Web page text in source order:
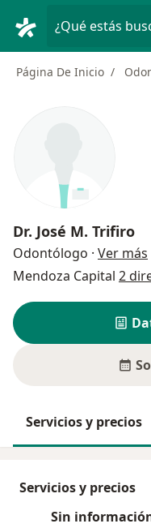
¿Qué estás
Página De Inicio
Dr. José M. Trifiro
Odontólogo · Ver más
Mendoza Capital 2
Servicios y precios
Servicios y precios
Sin